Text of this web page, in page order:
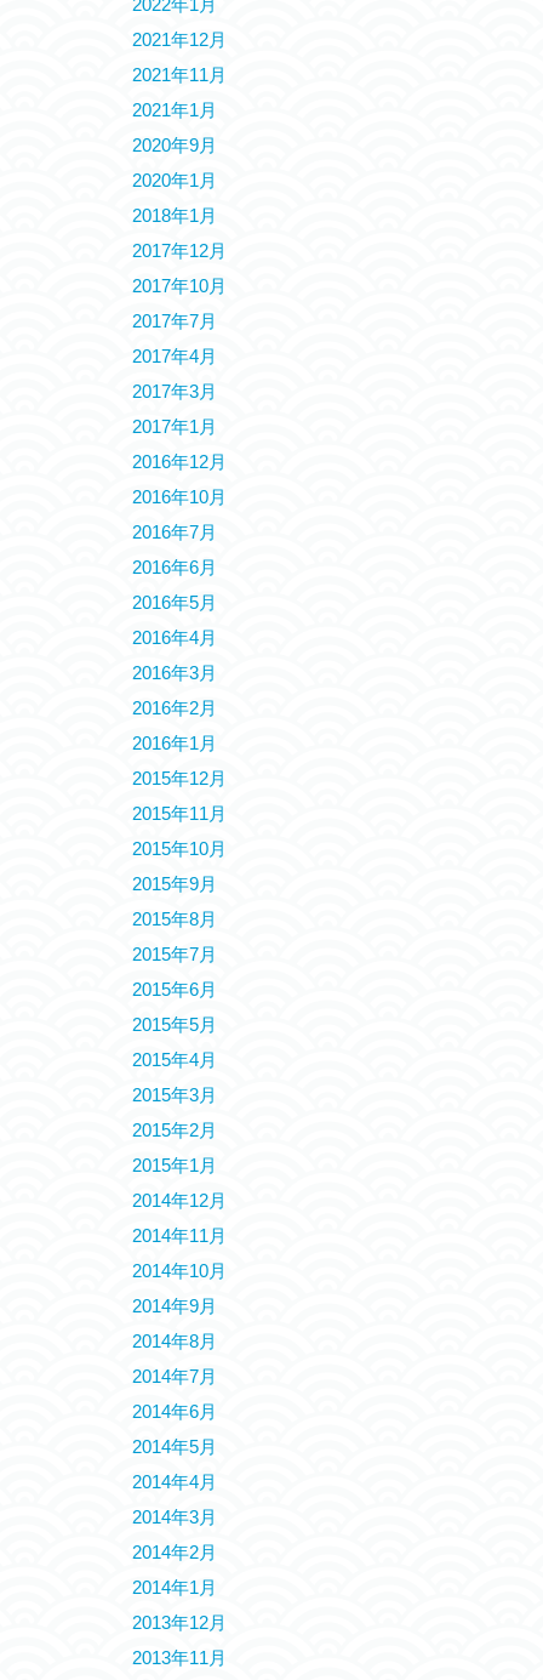
2022年1月
2021年12月
2021年11月
2021年1月
2020年9月
2020年1月
2018年1月
2017年12月
2017年10月
2017年7月
2017年4月
2017年3月
2017年1月
2016年12月
2016年10月
2016年7月
2016年6月
2016年5月
2016年4月
2016年3月
2016年2月
2016年1月
2015年12月
2015年11月
2015年10月
2015年9月
2015年8月
2015年7月
2015年6月
2015年5月
2015年4月
2015年3月
2015年2月
2015年1月
2014年12月
2014年11月
2014年10月
2014年9月
2014年8月
2014年7月
2014年6月
2014年5月
2014年4月
2014年3月
2014年2月
2014年1月
2013年12月
2013年11月